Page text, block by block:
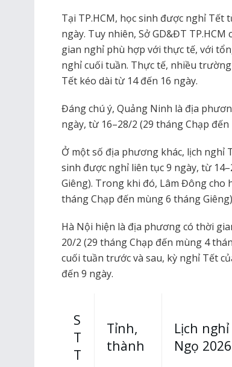
Tại TP.HCM, học sinh được nghỉ Tết
ngày. Tuy nhiên, Sở GD&ĐT
gian nghỉ phù hợp với thực tế, với
nghỉ cuối tuần. Thực tế, nhiều
Tết kéo dài từ 14 đến 16 ngày.
Đáng chú ý, Quảng Ninh là địa
ngày, từ 16–28/2 (29 tháng Chạp
Ở một số địa phương khác, lịch nghỉ
sinh được nghỉ liên tục 9 ngày, từ
Giêng). Trong khi đó, Lâm Đông cho
tháng Chạp đến mùng 6 tháng
Hà Nội hiện là địa phương có thời
20/2 (29 tháng Chạp đến mùng 4
cuối tuần trước và sau, kỳ nghỉ Tết
đến 9 ngày.
S
T
T
Tỉnh,
thành
Lịch
Ngọ 2026